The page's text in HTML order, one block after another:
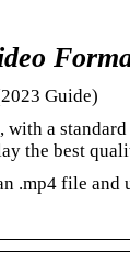
Guide)
a
the best
.mp4 file